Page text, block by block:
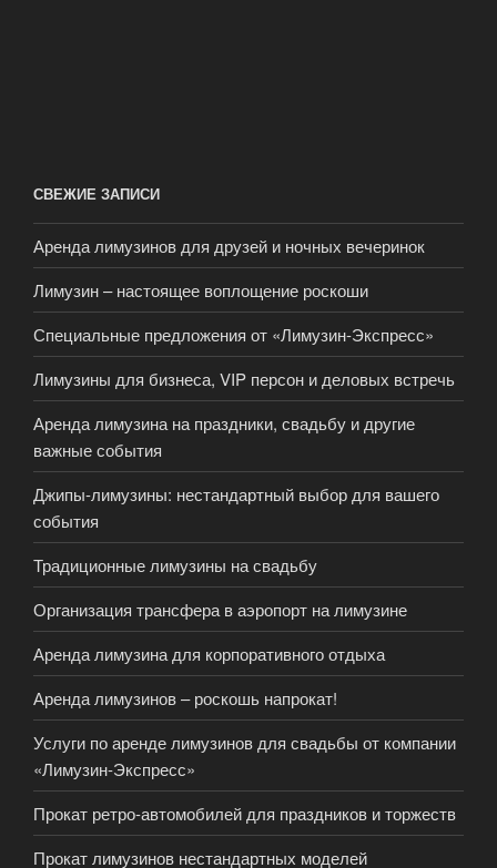
СВЕЖИЕ ЗАПИСИ
Аренда лимузинов для друзей и ночных вечеринок
Лимузин – настоящее воплощение роскоши
Специальные предложения от «Лимузин-Экспресс»
Лимузины для бизнеса, VIP персон и деловых встречь
Аренда лимузина на праздники, свадьбу и другие
важные события
Джипы-лимузины: нестандартный выбор для вашего
события
Традиционные лимузины на свадьбу
Организация трансфера в аэропорт на лимузине
Аренда лимузина для корпоративного отдыха
Аренда лимузинов – роскошь напрокат!
Услуги по аренде лимузинов для свадьбы от компании
«Лимузин-Экспресс»
Прокат ретро-автомобилей для праздников и торжеств
Прокат лимузинов нестандартных моделей